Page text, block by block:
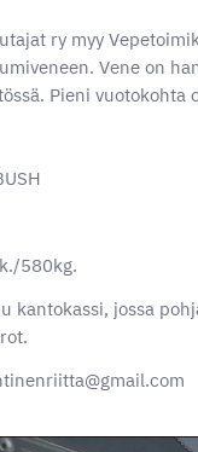
ry myy
Vene on
Pieni vuotokohta
580kg.
kantokassi, jossa